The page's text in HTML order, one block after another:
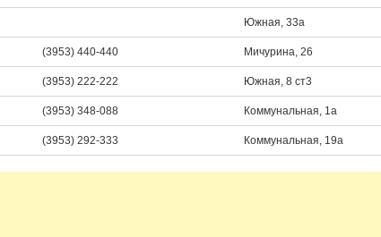
Южная, 33а
(3953) 440-440 Мичурина, 26
(3953) 222-222 Южная, 8 ст3
(3953) 348-088 Коммунальная, 1а
(3953) 292-333 Коммунальная, 19а